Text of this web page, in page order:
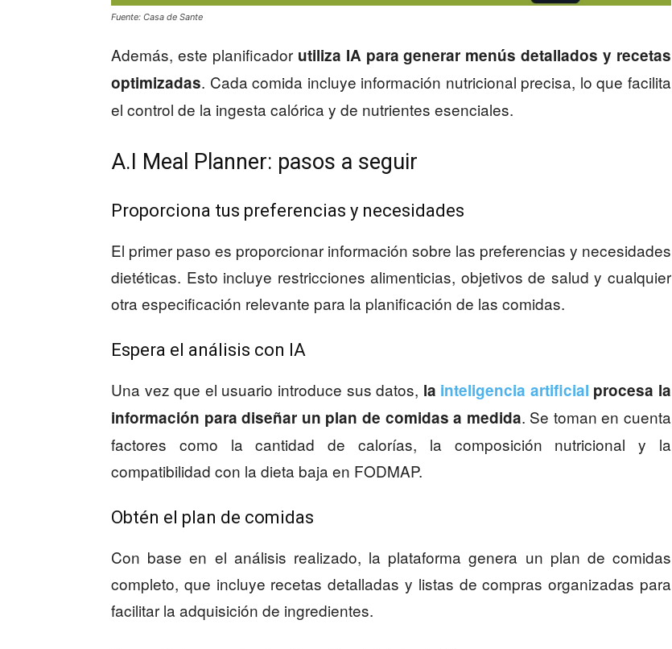
Fuente: Casa de Sante
Además, este planificador utiliza IA para generar menús detallados y recetas
optimizadas. Cada comida incluye información nutricional precisa, lo que facilita
el control de la ingesta calórica y de nutrientes esenciales.
A.I Meal Planner: pasos a seguir
Proporciona tus preferencias y necesidades
El primer paso es proporcionar información sobre las preferencias y necesidades
dietéticas. Esto incluye restricciones alimenticias, objetivos de salud y cualquier
otra especificación relevante para la planificación de las comidas.
Espera el análisis con IA
Una vez que el usuario introduce sus datos, la inteligencia artificial procesa la
información para diseñar un plan de comidas a medida. Se toman en cuenta
factores como la cantidad de calorías, la composición nutricional y la
compatibilidad con la dieta baja en FODMAP.
Obtén el plan de comidas
Con base en el análisis realizado, la plataforma genera un plan de comidas
completo, que incluye recetas detalladas y listas de compras organizadas para
facilitar la adquisición de ingredientes.